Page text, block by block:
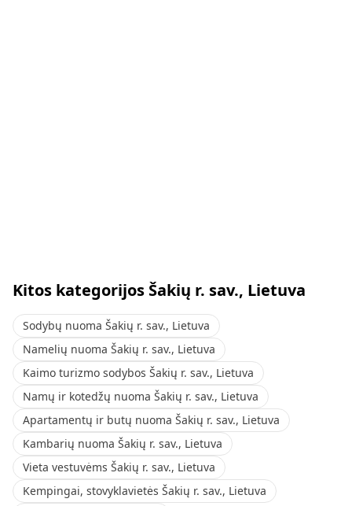
Kitos kategorijos Šakių r. sav., Lietuva
Sodybų nuoma Šakių r. sav., Lietuva
Namelių nuoma Šakių r. sav., Lietuva
Kaimo turizmo sodybos Šakių r. sav., Lietuva
Namų ir kotedžų nuoma Šakių r. sav., Lietuva
Apartamentų ir butų nuoma Šakių r. sav., Lietuva
Kambarių nuoma Šakių r. sav., Lietuva
Vieta vestuvėms Šakių r. sav., Lietuva
Kempingai, stovyklavietės Šakių r. sav., Lietuva